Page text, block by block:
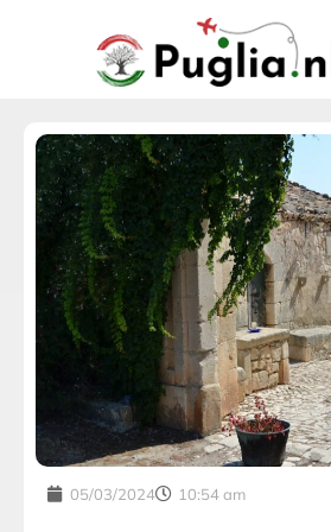
05/03/2024 10:54 am